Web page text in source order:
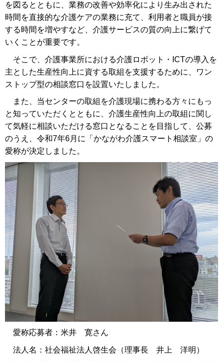
を図るとともに、業務の改善や効率化により生み出された
時間を直接的な介護ケアの業務に充て、利用者と職員が接
する時間を増やすなど、介護サービスの質の向上に繋げて
いくことが重要です。
そこで、介護事業所における介護ロボット・ICTの導入を
主とした生産性向上に資する取組を支援するために、ワン
ストップ型の相談窓口を設置いたしました。
また、当センターの取組を介護現場に携わる方々にもっ
と知っていただくとともに、介護生産性向上の取組に関し
て気軽に相談いただける窓口となることを目指して、公募
のうえ、令和7年6月に「かながわ介護スマート相談室」の
愛称が決定しました。
愛称応募者：米井 寛さん
法人名：社会福祉法人啓生会（理事長 井上 洋明）